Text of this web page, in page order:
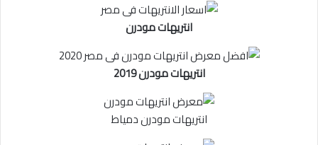
انتريهات مودرن
انتريهات مودرن 2019
انتريهات مودرن دمياط